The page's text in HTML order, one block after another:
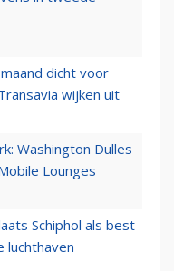
dicht voor
wijken uit
Washington Dulles
Lounges
Schiphol als best
luchthaven